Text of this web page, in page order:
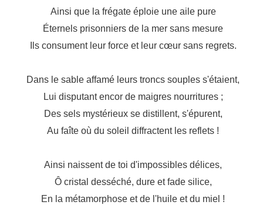
Ainsi que la frégate éploie une aile pure
Éternels prisonniers de la mer sans mesure
Ils consument leur force et leur cœur sans regrets.
Dans le sable affamé leurs troncs souples s'étaient,
Lui disputant encor de maigres nourritures ;
Des sels mystérieux se distillent, s'épurent,
Au faîte où du soleil diffractent les reflets !
Ainsi naissent de toi d'impossibles délices,
Ô cristal desséché, dure et fade silice,
En la métamorphose et de l'huile et du miel !